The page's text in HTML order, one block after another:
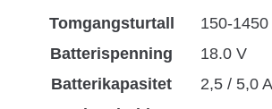
Tomgangsturtall
150-1450
Batterispenning
18.0 V
Batterikapasitet
2,5 / 5,0